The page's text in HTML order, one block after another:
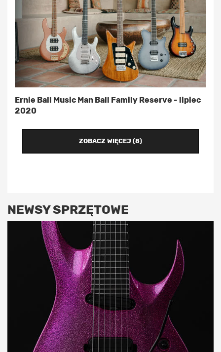
Ernie Ball Music Man Ball Family Reserve - lipiec
2020
ZOBACZ WIĘCEJ (8)
NEWSY SPRZĘTOWE